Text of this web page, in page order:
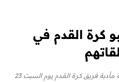
كرة القدم في
استضافت مدرسة بارستو الثانوية مأدبة فريق كرة القدم يوم السبت 23